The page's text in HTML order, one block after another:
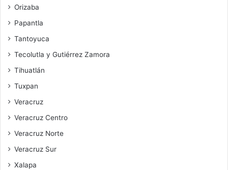
Orizaba
Papantla
Tantoyuca
Tecolutla y Gutiérrez Zamora
Tihuatlán
Tuxpan
Veracruz
Veracruz Centro
Veracruz Norte
Veracruz Sur
Xalapa